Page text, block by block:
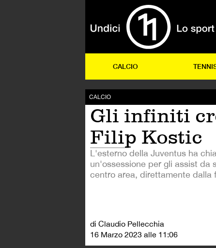
CALCIO
CALCIO
Gli infiniti
Filip Kostic
L'esterno della Juventus ha
un'ossessione per gli assist da
centro area, direttamente dalla
di Claudio Pellecchia
16 Marzo 2023 alle 11:06